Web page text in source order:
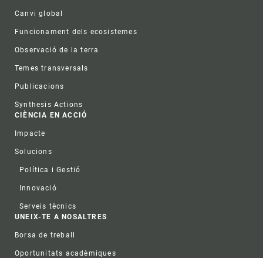
Canvi global
Funcionament dels ecosistemes
Observació de la terra
Temes transversals
Publicacions
Synthesis Actions
CIÈNCIA EN ACCIÓ
Impacte
Solucions
Política i Gestió
Innovació
Serveis tècnics
UNEIX-TE A NOSALTRES
Borsa de treball
Oportunitats acadèmiques